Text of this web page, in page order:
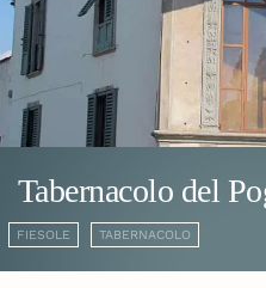
Tabernacolo del
FIESOLE TABERNACOLO